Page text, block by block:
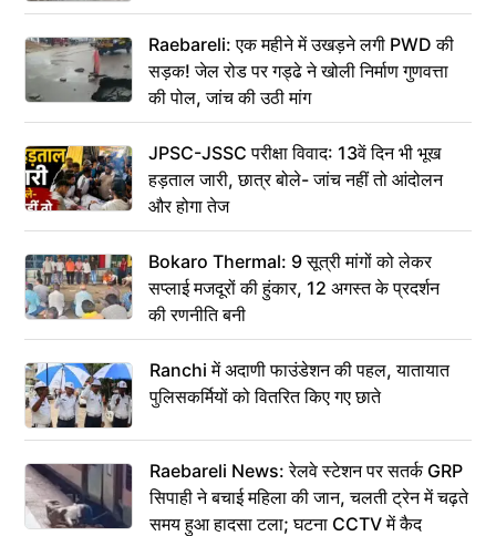
Raebareli: एक महीने में उखड़ने लगी PWD की
सड़क! जेल रोड पर गड्ढे ने खोली निर्माण गुणवत्ता
की पोल, जांच की उठी मांग
JPSC-JSSC परीक्षा विवाद: 13वें दिन भी भूख
हड़ताल जारी, छात्र बोले- जांच नहीं तो आंदोलन
और होगा तेज
Bokaro Thermal: 9 सूत्री मांगों को लेकर
सप्लाई मजदूरों की हुंकार, 12 अगस्त के प्रदर्शन
की रणनीति बनी
Ranchi में अदाणी फाउंडेशन की पहल, यातायात
पुलिसकर्मियों को वितरित किए गए छाते
Raebareli News: रेलवे स्टेशन पर सतर्क GRP
सिपाही ने बचाई महिला की जान, चलती ट्रेन में चढ़ते
समय हुआ हादसा टला; घटना CCTV में कैद